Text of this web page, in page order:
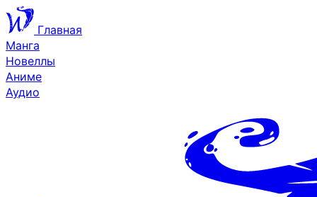
Главная
Манга
Новеллы
Аниме
Аудио